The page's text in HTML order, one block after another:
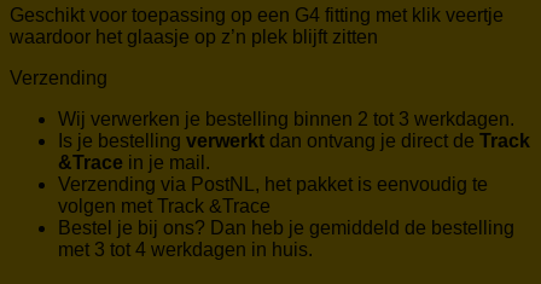
Geschikt voor toepassing op een G4 fitting met klik veertje
waardoor het glaasje op z’n plek blijft zitten
Verzending
Wij verwerken je bestelling binnen 2 tot 3 werkdagen.
Is je bestelling verwerkt dan ontvang je direct de Track
&Trace in je mail.
Verzending via PostNL, het pakket is eenvoudig te
volgen met Track &Trace
Bestel je bij ons? Dan heb je gemiddeld de bestelling
met 3 tot 4 werkdagen in huis.